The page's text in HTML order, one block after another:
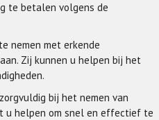
te betalen volgens de
nemen met erkende
Zij kunnen u helpen bij het
bij het nemen van
u helpen om snel en effectief te